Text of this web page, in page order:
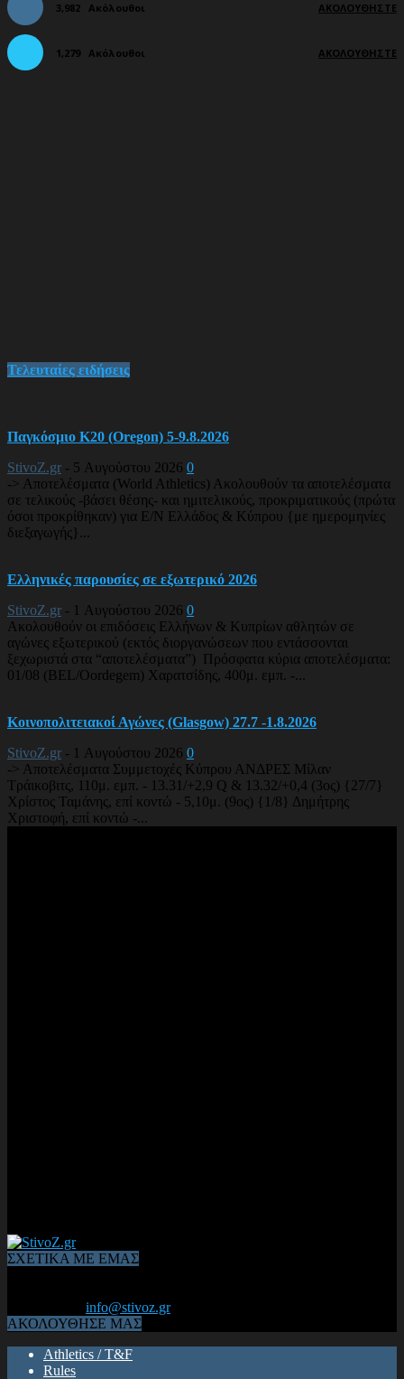
3,982 Ακόλουθοι ΑΚΟΛΟΥΘΉΣΤΕ
1,279 Ακόλουθοι ΑΚΟΛΟΥΘΉΣΤΕ
Τελευταίες ειδήσεις
Παγκόσμιο Κ20 (Oregon) 5-9.8.2026
StivoZ.gr - 5 Αυγούστου 2026 0
-> Αποτελέσματα (World Athletics) Ακολουθούν τα αποτελέσματα
σε τελικούς -βάσει θέσης- και ημιτελικούς, προκριματικούς (πρώτα
όσοι προκρίθηκαν) για Ε/Ν Ελλάδος & Κύπρου {με ημερομηνίες
διεξαγωγής}...
Ελληνικές παρουσίες σε εξωτερικό 2026
StivoZ.gr - 1 Αυγούστου 2026 0
Ακολουθούν οι επιδόσεις Ελλήνων & Κυπρίων αθλητών σε
αγώνες εξωτερικού (εκτός διοργανώσεων που εντάσσονται
ξεχωριστά στα “αποτελέσματα”) Πρόσφατα κύρια αποτελέσματα:
01/08 (BEL/Oordegem) Χαρατσίδης, 400μ. εμπ. -...
Κοινοπολιτειακοί Αγώνες (Glasgow) 27.7 -1.8.2026
StivoZ.gr - 1 Αυγούστου 2026 0
-> Αποτελέσματα Συμμετοχές Κύπρου ΑΝΔΡΕΣ Μίλαν
Τράικοβιτς, 110μ. εμπ. - 13.31/+2,9 Q & 13.32/+0,4 (3ος) {27/7}
Χρίστος Ταμάνης, επί κοντώ - 5,10μ. (9ος) {1/8} Δημήτρης
Χριστοφή, επί κοντώ -...
ΣΧΕΤΙΚΑ ΜΕ ΕΜΑΣ
info@stivoz.gr
ΑΚΟΛΟΥΘΗΣΕ ΜΑΣ
Athletics / T&F
Rules